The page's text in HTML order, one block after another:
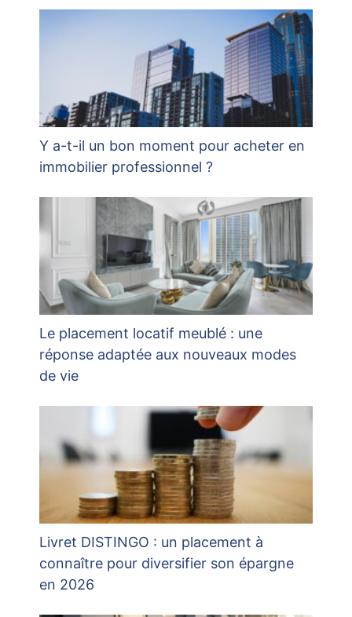
Y a-t-il un bon moment pour acheter en
immobilier professionnel ?
Le placement locatif meublé : une
réponse adaptée aux nouveaux modes
de vie
Livret DISTINGO : un placement à
connaître pour diversifier son épargne
en 2026